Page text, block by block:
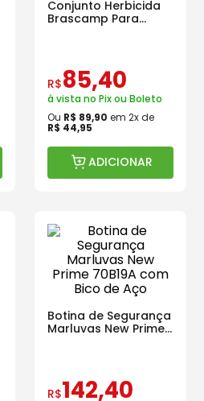
Conjunto Herbicida
Brascamp Para
R$85,40
à vista no Pix ou Boleto
Ou R$ 89,90 em 2x de
R$ 44,95
ADICIONAR
Botina de Segurança
Marluvas New Prime
R$142,40